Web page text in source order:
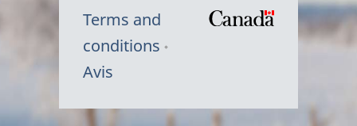
Terms and
conditions
Avis
Symbole